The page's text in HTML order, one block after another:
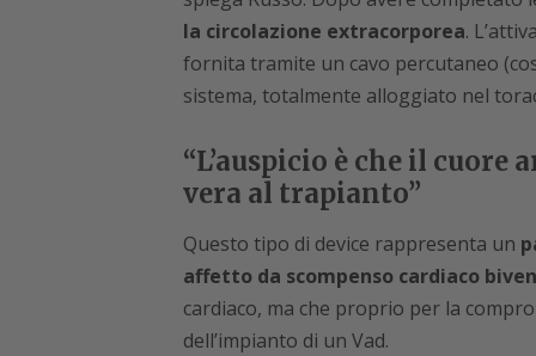
la circolazione extracorporea.
fornita tramite un cavo percutaneo
sistema, totalmente alloggiato nel
“L’auspicio è che il
vera al trapianto”
Questo tipo di device rappresenta un
affetto da scompenso cardiaco
cardiaco, ma che proprio per la
dell’impianto di un Vad.